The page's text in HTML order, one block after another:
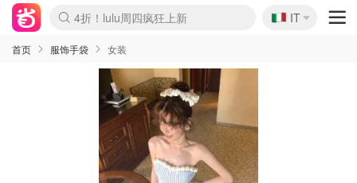
Boticinal 夏促开抢！
4折！lulu周四疯狂上新
速领！Stanley独家85折
Zalando 奥莱闪促！每日更新
🇮🇹
IT
首页 服饰手袋 女装